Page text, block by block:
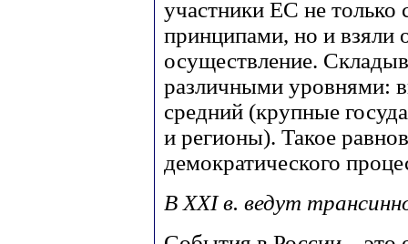
участники ЕС не только
принципами, но и взяли
осуществление.
различными уровнями:
средний (крупные
и регионы). Такое
демократического
В XXI в. ведут